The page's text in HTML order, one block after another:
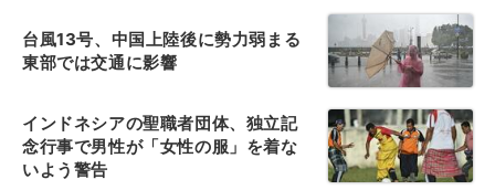
台風13号、中国上陸後に勢力弱まる
東部では交通に影響
インドネシアの聖職者団体、独立記
念行事で男性が「女性の服」を着な
いよう警告